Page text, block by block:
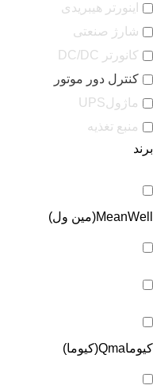
اینورتر هیبریدی
شارژ صنعتی
کانورتر DC/DC
کنترل دور موتور
ماژولUPS
منبع تغذیه
برند
MeanWell(مین ول)
کیوماQma(کیوما)